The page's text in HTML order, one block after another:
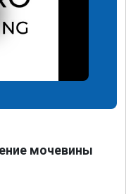
мочевины